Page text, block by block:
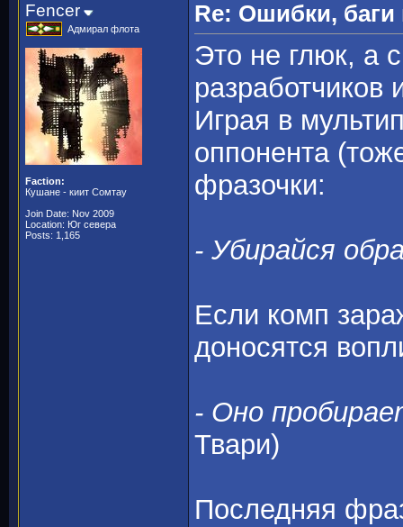
Fencer
Адмирал флота
Faction:
Кушане - киит Сомтау
Join Date: Nov 2009
Location: Юг севера
Posts: 1,165
Re: Ошибки, баги
Это не глюк, а
разработчиков
Играя в
оппонента
фразочки:
- Убирайся
Если комп
доносятся
- Оно
Твари)
Последняя